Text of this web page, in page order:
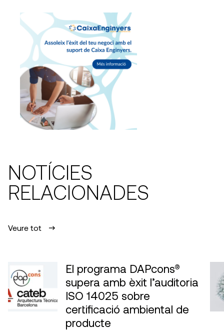
NOTÍCIES
RELACIONADES
Veure tot
El programa DAPcons®
supera amb èxit l’auditoria
ISO 14025 sobre
certificació ambiental de
producte